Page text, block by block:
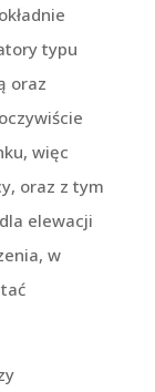
typu
oraz
więc
oraz z tym
elewacji
w